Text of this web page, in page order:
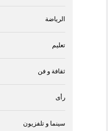
الرياضة
تعليم
ثقافة و فن
رأى
سينما و تلفزيون